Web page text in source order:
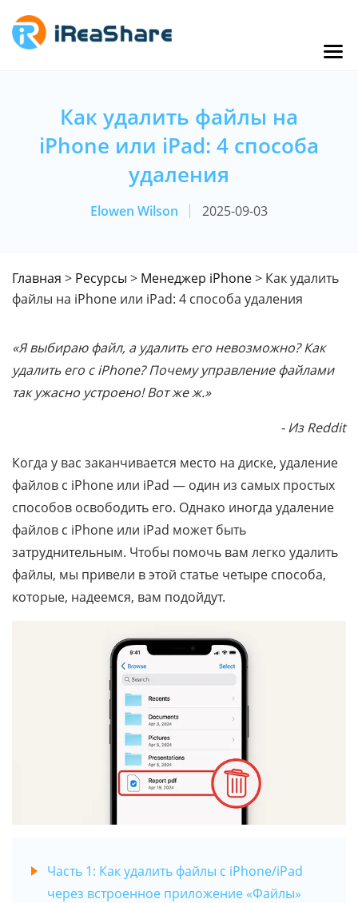
Как удалить файлы на
iPhone или iPad: 4 способа
удаления
Elowen Wilson 2025-09-03
Главная > Ресурсы > Менеджер iPhone> Как удалить
файлы на iPhone или iPad: 4 способа удаления
«Я выбираю файл, а удалить его невозможно? Как
удалить его с iPhone? Почему управление файлами
так ужасно устроено! Вот же ж.»
- Из Reddit
Когда у вас заканчивается место на диске, удаление
файлов с iPhone или iPad — один из самых простых
способов освободить его. Однако иногда удаление
файлов с iPhone или iPad может быть
затруднительным. Чтобы помочь вам легко удалить
файлы, мы привели в этой статье четыре способа,
которые, надеемся, вам подойдут.
Часть 1: Как удалить файлы с iPhone/iPad
через встроенное приложение «Файлы»